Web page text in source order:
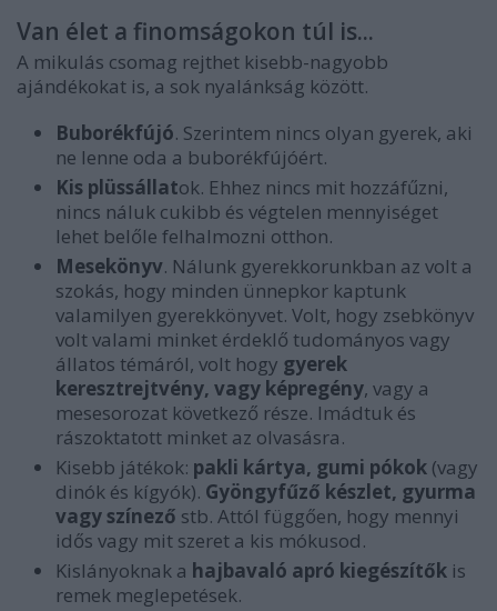
Van élet a finomságokon túl is...
A mikulás csomag rejthet kisebb-nagyobb
ajándékokat is, a sok nyalánkság között.
Buborékfújó. Szerintem nincs olyan gyerek, aki
ne lenne oda a buborékfújóért.
Kis plüssállatok. Ehhez nincs mit hozzáfűzni,
nincs náluk cukibb és végtelen mennyiséget
lehet belőle felhalmozni otthon.
Mesekönyv. Nálunk gyerekkorunkban az volt a
szokás, hogy minden ünnepkor kaptunk
valamilyen gyerekkönyvet. Volt, hogy zsebkönyv
volt valami minket érdeklő tudományos vagy
állatos témáról, volt hogy gyerek
keresztrejtvény, vagy képregény, vagy a
mesesorozat következő része. Imádtuk és
rászoktatott minket az olvasásra.
Kisebb játékok: pakli kártya, gumi pókok (vagy
dinók és kígyók). Gyöngyfűző készlet, gyurma
vagy színező stb. Attól függően, hogy mennyi
idős vagy mit szeret a kis mókusod.
Kislányoknak a hajbavaló apró kiegészítők is
remek meglepetések.